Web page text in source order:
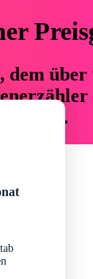
über